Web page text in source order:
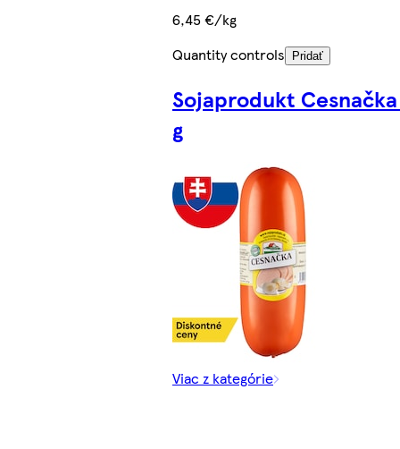
6,45 €/kg
Quantity controls
Pridať
Sojaprodukt
g
Viac z kategórie